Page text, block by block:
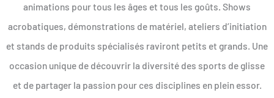
animations pour tous les âges et tous les goûts. Shows
acrobatiques, démonstrations de matériel, ateliers d’initiation
et stands de produits spécialisés raviront petits et grands. Une
occasion unique de découvrir la diversité des sports de glisse
et de partager la passion pour ces disciplines en plein essor.